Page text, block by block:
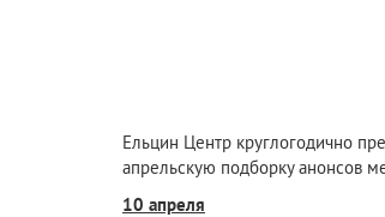
Ельцин Центр круглогодично
апрельскую подборку анонсов
10 апреля